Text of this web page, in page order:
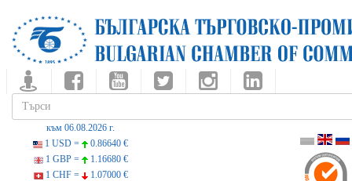
към 06.08.2026 г.
1 USD =
0.86640 €
1 GBP =
1.16680 €
1 CHF =
1.07000 €